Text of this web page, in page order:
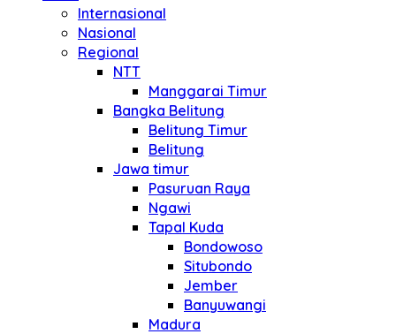
Internasional
Nasional
Regional
NTT
Manggarai Timur
Bangka Belitung
Belitung Timur
Belitung
Jawa timur
Pasuruan Raya
Ngawi
Tapal Kuda
Bondowoso
Situbondo
Jember
Banyuwangi
Madura